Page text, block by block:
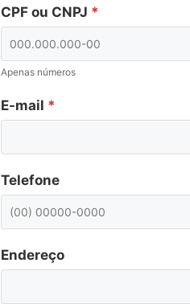
CPF ou CNPJ *
Apenas números
E-mail *
Telefone
Endereço